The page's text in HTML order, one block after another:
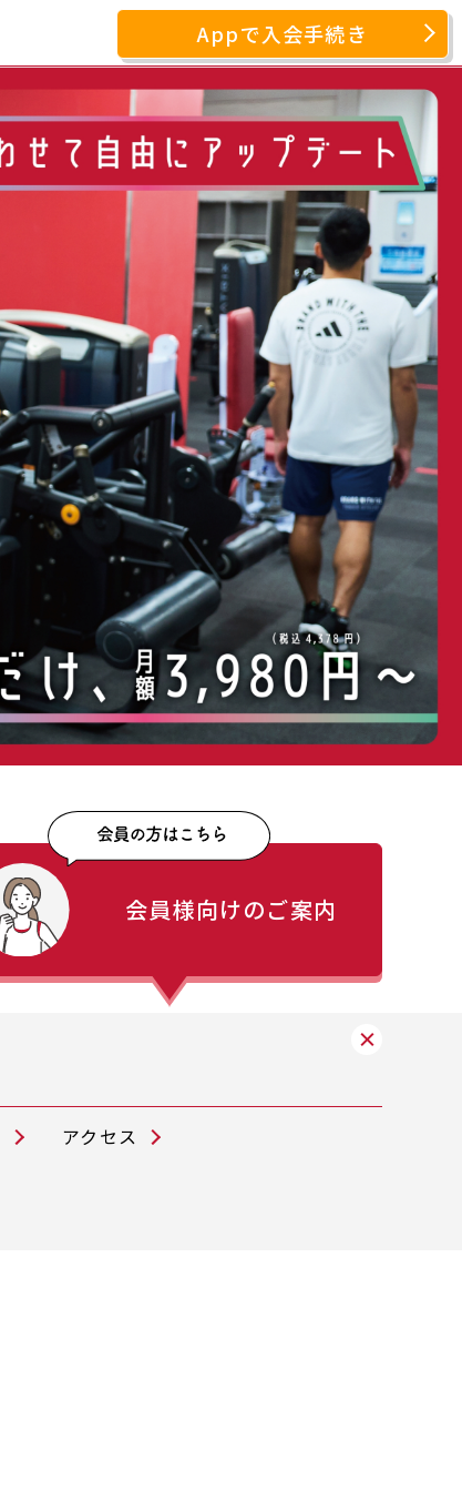
Appで入会手続き
会員様向けのご案内
アクセス